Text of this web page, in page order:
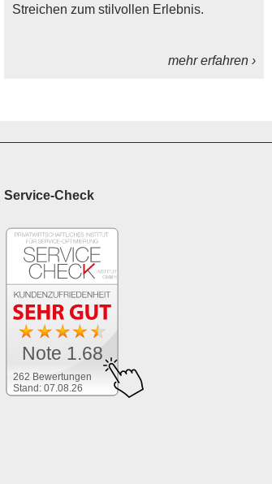
Streichen zum stilvollen Erlebnis.
mehr erfahren ›
Service-Check
262 Bewertungen
Stand: 07.08.26
Note 1.68